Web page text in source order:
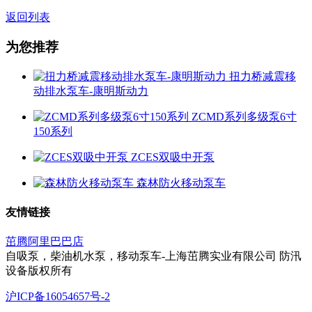
返回列表
为您推荐
扭力桥减震移
动排水泵车-康明斯动力
ZCMD系列多级泵6寸
150系列
ZCES双吸中开泵
森林防火移动泵车
友情链接
茁腾阿里巴巴店
自吸泵，柴油机水泵，移动泵车-上海茁腾实业有限公司 防汛
设备版权所有
沪ICP备16054657号-2